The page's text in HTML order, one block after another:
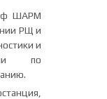
ШАРМ
РЩ и
и
по